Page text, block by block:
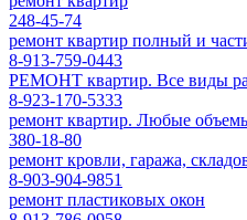
248-45-74
ремонт квартир полный и
8-913-759-0443
РЕМОНТ квартир. Все виды
8-923-170-5333
ремонт квартир. Любые
380-18-80
ремонт кровли, гаража,
8-903-904-9851
ремонт пластиковых окон